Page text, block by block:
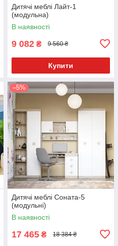
Дитячі меблі Лайт-1
(модульна)
В наявності
9 082 ₴ 9 560 ₴
Купити
–5%
Дитячі меблі Соната-5
(модульні)
В наявності
17 465 ₴ 18 384 ₴